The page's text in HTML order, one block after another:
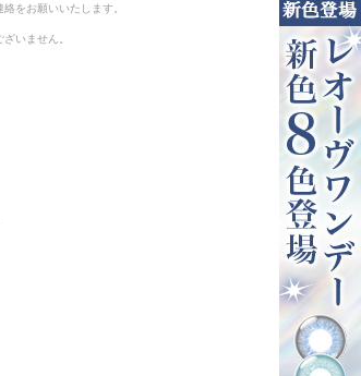
をお願いいたします。
いません。